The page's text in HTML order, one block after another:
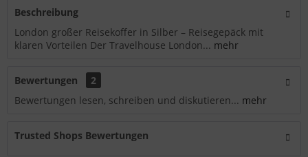
Beschreibung
London großer Reisekoffer in Silber – Reisegepäck mit
klaren Vorteilen Der Travelhouse London... mehr
Bewertungen
2
Bewertungen lesen, schreiben und diskutieren... mehr
Trusted Shops Bewertungen